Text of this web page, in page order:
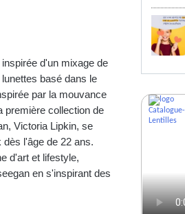
d'un mixage de
basé dans le
par la mouvance
première collection de
Victoria Lipkin, se
l'âge de 22 ans.
d'art et lifestyle,
en s'inspirant des